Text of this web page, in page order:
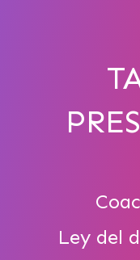
Ley del